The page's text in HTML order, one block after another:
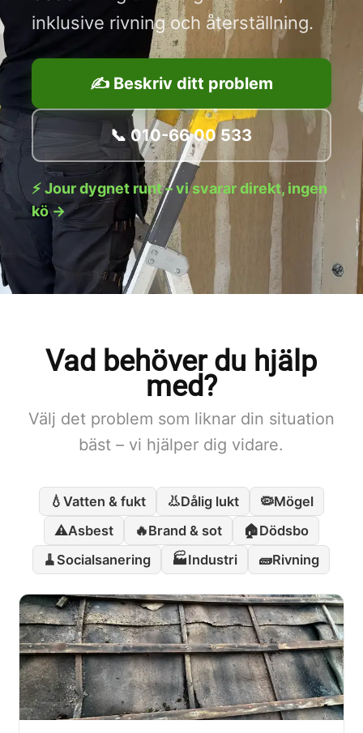
inklusive rivning och återställning.
✍️ Beskriv ditt problem
📞 010-66 00 533
⚡ Jour dygnet runt – vi svarar direkt, ingen
kö →
Vad behöver du hjälp
med?
Välj det problem som liknar din situation
bäst – vi hjälper dig vidare.
💧 Vatten & fukt 👃Dålig lukt 🦠Mögel
⚠️Asbest 🔥Brand & sot 🏠Dödsbo
🧹 Socialsanering 🏭Industri 🧱Rivning